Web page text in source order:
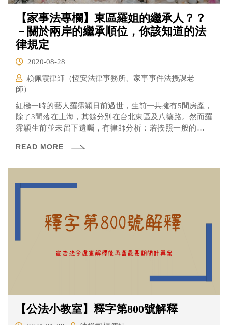
【家事法專欄】東區羅姐的繼承人？？
－關於兩岸的繼承順位，你該知道的法
律規定
2020-08-28
賴佩霞律師（恆安法律事務所、家事事件法授課老
師）
紅極一時的藝人羅霈穎日前過世，生前一共擁有5間房產，
除了3間落在上海，其餘分別在台北東區及八德路。然而羅
霈穎生前並未留下遺囑，有律師分析：若按照一般的繼承
的遺產市值4億台幣，遺產稅就高達6000萬元，完成手續後
READ MORE
【公法小教室】釋字第800號解釋